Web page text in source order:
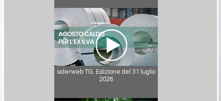
siderweb TG. Edizione del 31 luglio
2026